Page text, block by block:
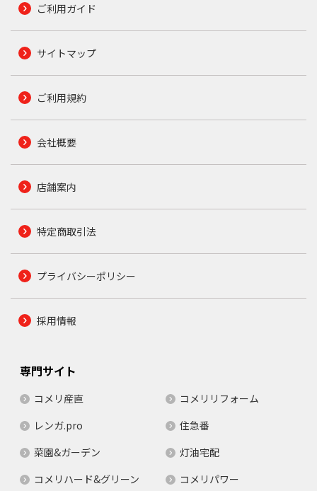
ご利用ガイド
サイトマップ
ご利用規約
会社概要
店舗案内
特定商取引法
プライバシーポリシー
採用情報
専門サイト
コメリ産直
コメリリフォーム
レンガ.pro
住急番
菜園&ガーデン
灯油宅配
コメリハード&グリーン
コメリパワー